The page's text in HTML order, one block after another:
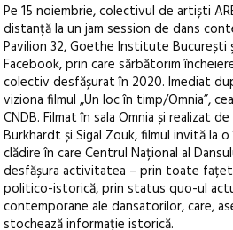
Pe 15 noiembrie, colectivul de artiști
distanță la un jam session de dans
Pavilion 32, Goethe Institute București
Facebook, prin care sărbătorim
colectiv desfășurat în 2020. Imediat
viziona filmul „Un loc în timp/Omnia”,
CNDB. Filmat în sala Omnia și realizat
Burkhardt și Sigal Zouk, filmul invită la
clădire în care Centrul Național al
desfășura activitatea – prin toate
politico-istorică, prin status quo-ul
contemporane ale dansatorilor, care,
stochează informație istorică.